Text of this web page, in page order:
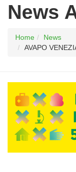
News
Home
News
AVAPO